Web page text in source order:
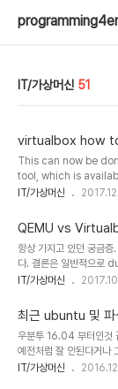
IT/가상머신 51
virtualbox how
(XP)
This can now be
tool, which is
~/Library/Virtualbox
"VBoxInternal/
Turn it back
"VBoxInternal/
IT/가상머신
QEMU vs
항상 가지고 있던 궁금
다. 결론은 일반적으로
싶은 경우라면
VirtualBox-versus-
supports only x86/
generates less
IT/가상머신
최근 ubuntu 및 파
우분투 16.04 부터인것
예전처럼 잘 안된다거나
나 vmwareplayer 최
IT/가상머신